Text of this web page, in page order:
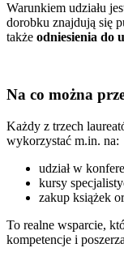
Warunkiem udziału
dorobku znajdują się
także odniesienia do
Na co można
Każdy z trzech
wykorzystać m.in. na:
udział w
kursy
zakup książek
To realne wsparcie,
kompetencje i